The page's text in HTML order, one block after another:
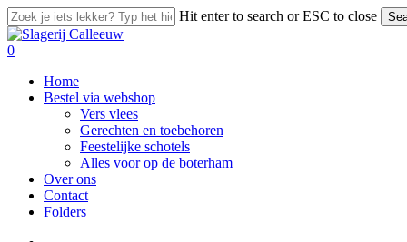
Skip
to
main
Hit enter to search or ESC to close
Close
Search
search
0
Home
Bestel via webshop
Vers vlees
Gerechten en toebehoren
Feestelijke schotels
Alles voor op de boterham
Over ons
Contact
Folders